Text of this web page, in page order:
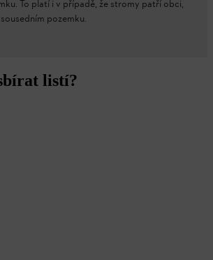
To platí i v případě, že stromy patří obci,
pozemku.
listí?